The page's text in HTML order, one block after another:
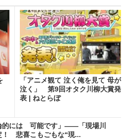
「アニメ観て 泣く俺を見て 母が
泣く」 第9回オタク川柳大賞発
表 | ねとらぼ
的には 可能です」――「現場川
！ 悲喜こもごもな“現...